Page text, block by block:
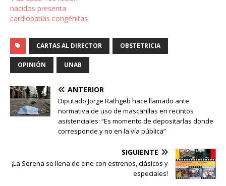
nacidos presenta
cardiopatías congénitas
CARTAS AL DIRECTOR OBSTETRICIA
OPINIÓN UNAB
ANTERIOR
Diputado Jorge Rathgeb hace llamado ante
normativa de uso de mascarillas en recintos
asistenciales: “Es momento de depositarlas donde
corresponde y no en la vía pública”
SIGUIENTE
¡La Serena se llena de cine con estrenos, clásicos y
especiales!